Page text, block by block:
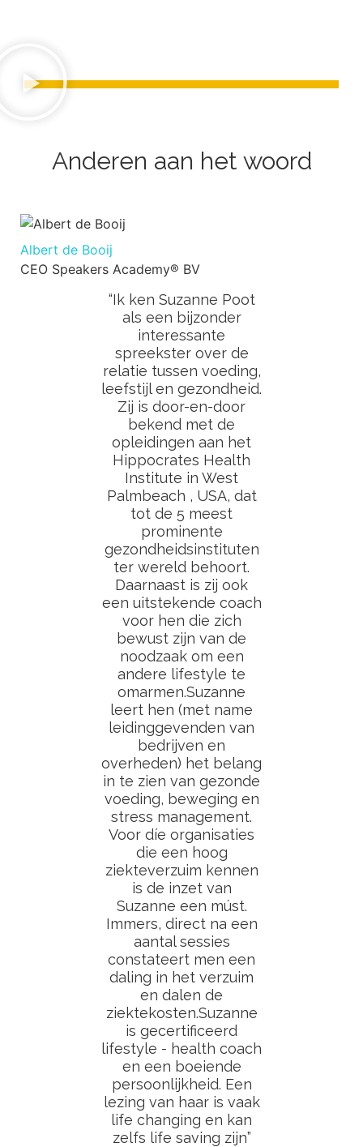
Anderen aan het woord
Albert de Booij
CEO Speakers Academy® BV
“Ik ken Suzanne Poot
als een bijzonder
interessante
spreekster over de
relatie tussen voeding,
leefstijl en gezondheid.
Zij is door-en-door
bekend met de
opleidingen aan het
Hippocrates Health
Institute in West
Palmbeach , USA, dat
tot de 5 meest
prominente
gezondheidsinstituten
ter wereld behoort.
Daarnaast is zij ook
een uitstekende coach
voor hen die zich
bewust zijn van de
noodzaak om een
andere lifestyle te
omarmen.Suzanne
leert hen (met name
leidinggevenden van
bedrijven en
overheden) het belang
in te zien van gezonde
voeding, beweging en
stress management.
Voor díe organisaties
die een hoog
ziekteverzuim kennen
is de inzet van
Suzanne een múst.
Immers, direct na een
aantal sessies
constateert men een
daling in het verzuim
en dalen de
ziektekosten.Suzanne
is gecertificeerd
lifestyle - health coach
en een boeiende
persoonlijkheid. Een
lezing van haar is vaak
life changing en kan
zelfs life saving zijn”